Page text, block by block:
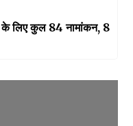
के लिए कुल 84 नामांकन, 8